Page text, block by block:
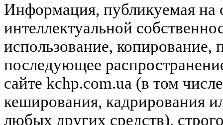
Информация, публикуемая на
интеллектуальной
использование, копирование,
последующее
сайте kchp.com.ua (в том
кеширования, кадрирования
любых других средств),